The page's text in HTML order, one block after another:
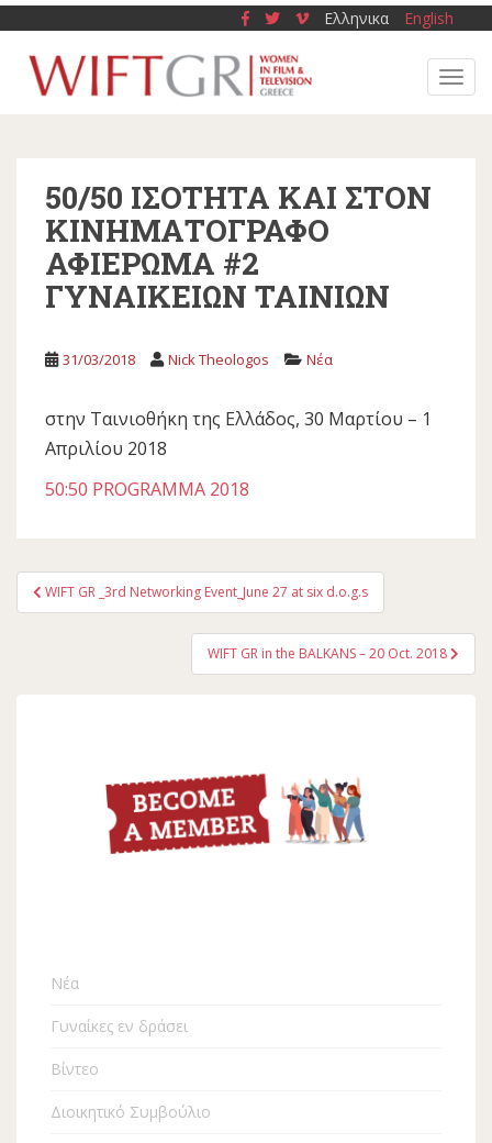
S
k
Ελληνικα English
50/50 ΙΣΟΤΗΤΑ ΚΑΙ ΣΤΟΝ
ΚΙΝΗΜΑΤΟΓΡΑΦΟ
ΑΦΙΕΡΩΜΑ #2
ΓΥΝΑΙΚΕΙΩΝ ΤΑΙΝΙΩΝ
31/03/2018 Nick Theologos Νέα
στην Ταινιοθήκη της Ελλάδος, 30 Μαρτίου – 1
Απριλίου 2018
50:50 PROGRAMMA 2018
Πλοήγηση
άρθρων
WIFT GR _3rd Networking Event_June 27 at six d.o.g.s
WIFT GR in the BALKANS – 20 Oct. 2018
Νέα
Γυναίκες εν δράσει
Βίντεο
Διοικητικό Συμβούλιο